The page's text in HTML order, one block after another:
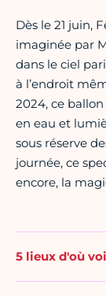
Dès le 21 juin,
imaginée par
dans le ciel
à l’endroit
2024, ce
en eau et
sous réserve
journée, ce
encore, la
5 lieux d'où